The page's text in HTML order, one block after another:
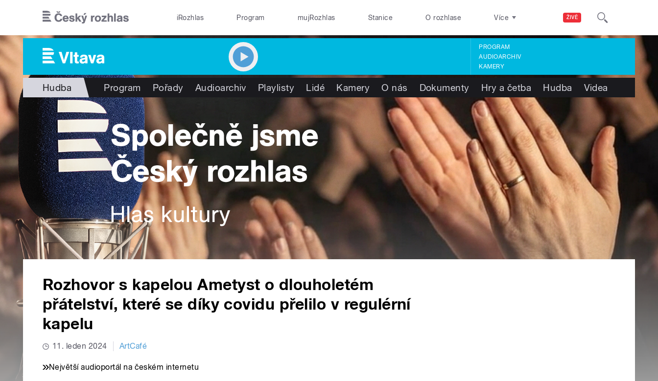
ŽIVĚ
iRozhlas Program mujRozhlas Stanice O rozhlase Více
PROGRAM
AUDIOARCHIV
KAMERY
Hudba Program Pořady Audioarchiv Playlisty Lidé Kamery O nás Dokumenty Hry a četba Hudba Videa
Rozhovor s kapelou Ametyst o dlouholetém
přátelství, které se díky covidu přelilo v regulérní
kapelu
11. leden 2024 ArtCafé
Největší audioportál na českém internetu